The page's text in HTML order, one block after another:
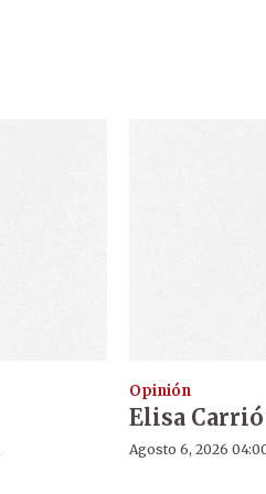
Opinión
Elisa
Agosto 6, 2026